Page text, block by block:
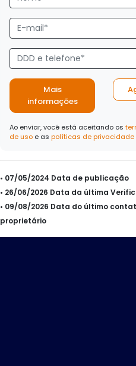
Mais
informações
Ao enviar, você está aceitando os
de uso e as políticas de privacidade
• 07/05/2024 Data de publicação
• 26/06/2026 Data da última
• 09/08/2026 Data do último
proprietário